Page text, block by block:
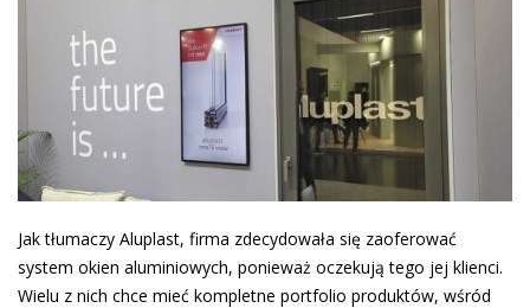
Jak tłumaczy Aluplast, firma zdecydowała się zaoferować
system okien aluminiowych, ponieważ oczekują tego jej klienci.
Wielu z nich chce mieć kompletne portfolio produktów, wśród